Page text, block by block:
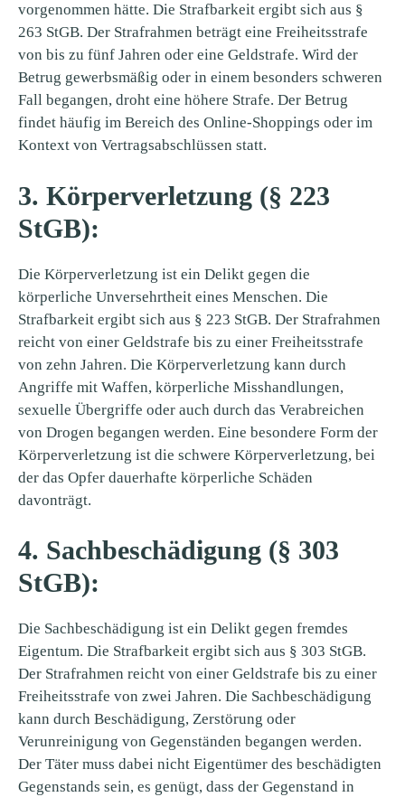
vorgenommen hätte. Die Strafbarkeit ergibt sich aus §
263 StGB. Der Strafrahmen beträgt eine Freiheitsstrafe
von bis zu fünf Jahren oder eine Geldstrafe. Wird der
Betrug gewerbsmäßig oder in einem besonders schweren
Fall begangen, droht eine höhere Strafe. Der Betrug
findet häufig im Bereich des Online-Shoppings oder im
Kontext von Vertragsabschlüssen statt.
3. Körperverletzung (§ 223
StGB):
Die Körperverletzung ist ein Delikt gegen die
körperliche Unversehrtheit eines Menschen. Die
Strafbarkeit ergibt sich aus § 223 StGB. Der Strafrahmen
reicht von einer Geldstrafe bis zu einer Freiheitsstrafe
von zehn Jahren. Die Körperverletzung kann durch
Angriffe mit Waffen, körperliche Misshandlungen,
sexuelle Übergriffe oder auch durch das Verabreichen
von Drogen begangen werden. Eine besondere Form der
Körperverletzung ist die schwere Körperverletzung, bei
der das Opfer dauerhafte körperliche Schäden
davonträgt.
4. Sachbeschädigung (§ 303
StGB):
Die Sachbeschädigung ist ein Delikt gegen fremdes
Eigentum. Die Strafbarkeit ergibt sich aus § 303 StGB.
Der Strafrahmen reicht von einer Geldstrafe bis zu einer
Freiheitsstrafe von zwei Jahren. Die Sachbeschädigung
kann durch Beschädigung, Zerstörung oder
Verunreinigung von Gegenständen begangen werden.
Der Täter muss dabei nicht Eigentümer des beschädigten
Gegenstands sein, es genügt, dass der Gegenstand in